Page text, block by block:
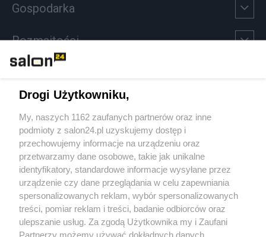
Gospodarka
Rozmaitości
Sport
Społeczeństwo
Kultura
X Facebook Instagram Youtube
Drogi Użytkowniku,
My, naszych 1162 zaufanych partnerów oraz inne
podmioty z salon24.pl uzyskujemy dostęp i
przechowujemy informacje na urządzeniu oraz
przetwarzamy dane osobowe, takie jak unikalne
identyfikatory, standardowe informacje wysyłane przez
urządzenie czy dane przeglądania w celu zapewniania
spersonalizowanych reklam, wybór spersonalizowanych
treści, pomiar reklam i treści, badanie odbiorców oraz
ulepszanie usług. Za zgodą Użytkownika my i Zaufani
Partnerzy możemy używać dokładnych danych